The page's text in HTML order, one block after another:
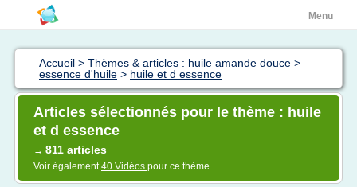
Menu
Accueil > Thèmes & articles : huile amande douce >
essence d'huile > huile et d essence
Articles sélectionnés pour le thème : huile
et d essence
→ 811 articles
Voir également40 Vidéos pour ce thème